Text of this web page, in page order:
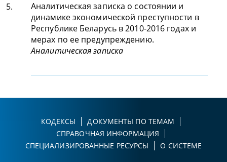
5.
Аналитическая записка о состоянии и
динамике экономической преступности в
Республике Беларусь в 2010-2016 годах и
мерах по ее предупреждению.
Аналитическая записка
КОДЕКСЫ
ДОКУМЕНТЫ ПО ТЕМАМ
СПРАВОЧНАЯ ИНФОРМАЦИЯ
СПЕЦИАЛИЗИРОВАННЫЕ РЕСУРСЫ
О СИСТЕМЕ